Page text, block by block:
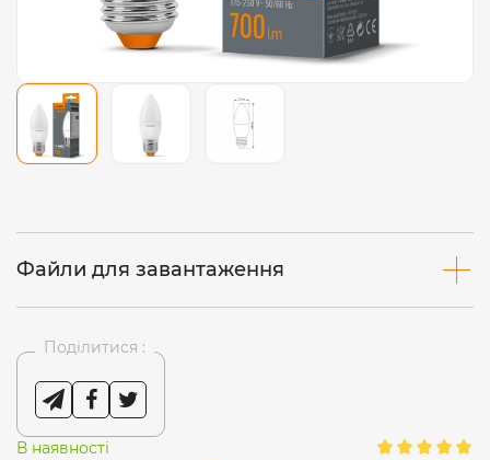
Файли для завантаження
Поділитися :
В наявності